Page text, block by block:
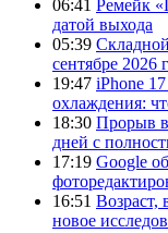
06:41 Ремейк
датой выхода
05:39
сентябре 2026
19:47 iPhone
охлаждения:
18:30 Прорыв
дней с
17:19 Google
16:51 Возраст,
новое